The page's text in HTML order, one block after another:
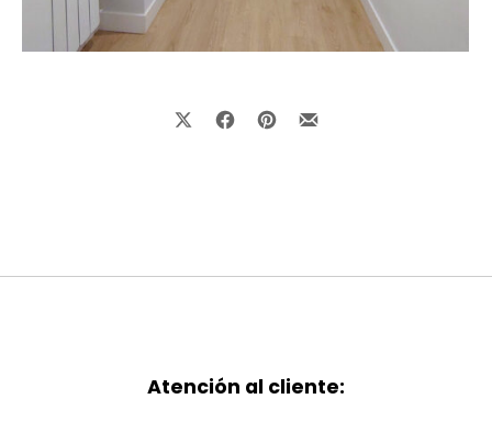
Share on XShare on Facebook
Share on Pinterest
Share by Email
Atención al cliente: